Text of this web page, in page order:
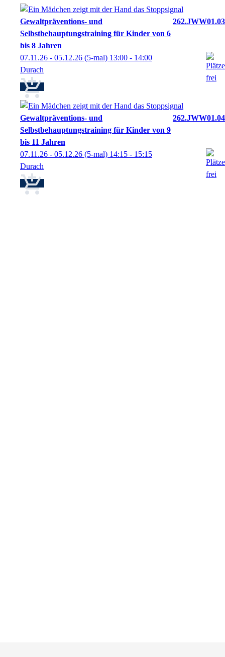
Gewaltpräventions- und
Selbstbehauptungstraining für Kinder von 6
bis 8 Jahren
262.JWW01.03
07.11.26 - 05.12.26 (5-mal) 13:00 - 14:00
Durach
Gewaltpräventions- und
Selbstbehauptungstraining für Kinder von 9
bis 11 Jahren
262.JWW01.04
07.11.26 - 05.12.26 (5-mal) 14:15 - 15:15
Durach